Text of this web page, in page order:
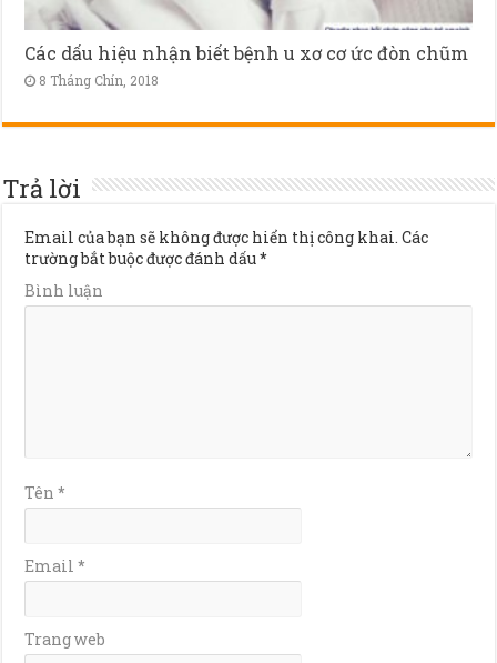
Các dấu hiệu nhận biết bệnh u xơ cơ ức đòn chũm
8 Tháng Chín, 2018
Trả lời
Email của bạn sẽ không được hiển thị công khai. Các
trường bắt buộc được đánh dấu*
Bình luận
Tên*
Email*
Trang web